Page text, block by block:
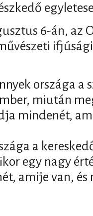
6-án, az
országa
miután
mindenét,
a
egy nagy
amije van,